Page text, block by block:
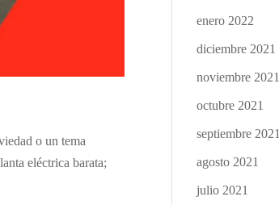
o un tema
eléctrica barata;
enero 2022
diciembre 2021
noviembre 2021
octubre 2021
septiembre 2021
agosto 2021
julio 2021